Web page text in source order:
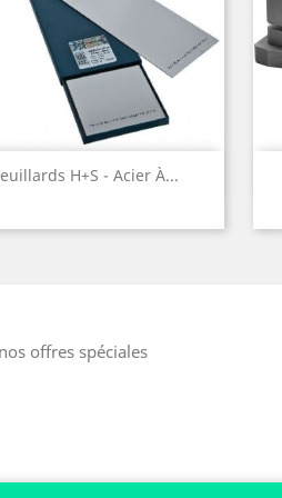
H+S - Acier À...
Aperçu rapide
offres spéciales